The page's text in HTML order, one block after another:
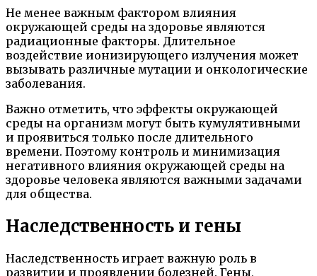
Не менее важным фактором влияния
окружающей среды на здоровье являются
радиационные факторы. Длительное
воздействие ионизирующего излучения может
вызывать различные мутации и онкологические
заболевания.
Важно отметить, что эффекты окружающей
среды на организм могут быть кумулятивными
и проявиться только после длительного
времени. Поэтому контроль и минимизация
негативного влияния окружающей среды на
здоровье человека являются важными задачами
для общества.
Наследственность и гены
Наследственность играет важную роль в
развитии и проявлении болезней. Гены,